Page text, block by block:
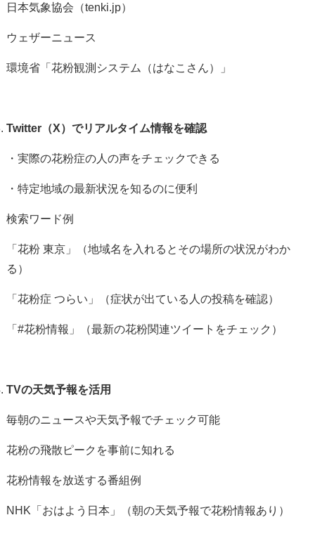
日本気象協会（tenki.jp）
ウェザーニュース
環境省「花粉観測システム（はなこさん）」
Twitter（X）でリアルタイム情報を確認
・実際の花粉症の人の声をチェックできる
・特定地域の最新状況を知るのに便利
検索ワード例
「花粉 東京」（地域名を入れるとその場所の状況がわか
る）
「花粉症 つらい」（症状が出ている人の投稿を確認）
「 #花粉情報」（最新の花粉関連ツイートをチェック）
TVの天気予報を活用
毎朝のニュースや天気予報でチェック可能
花粉の飛散ピークを事前に知れる
花粉情報を放送する番組例
NHK 「おはよう日本」（朝の天気予報で花粉情報あり）